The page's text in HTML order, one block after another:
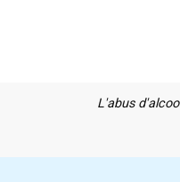
L'abus